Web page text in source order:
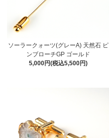
ソーラークォーツ(グレーA) 天然石 ピ
ンブローチGP ゴールド
5,000円(税込5,500円)